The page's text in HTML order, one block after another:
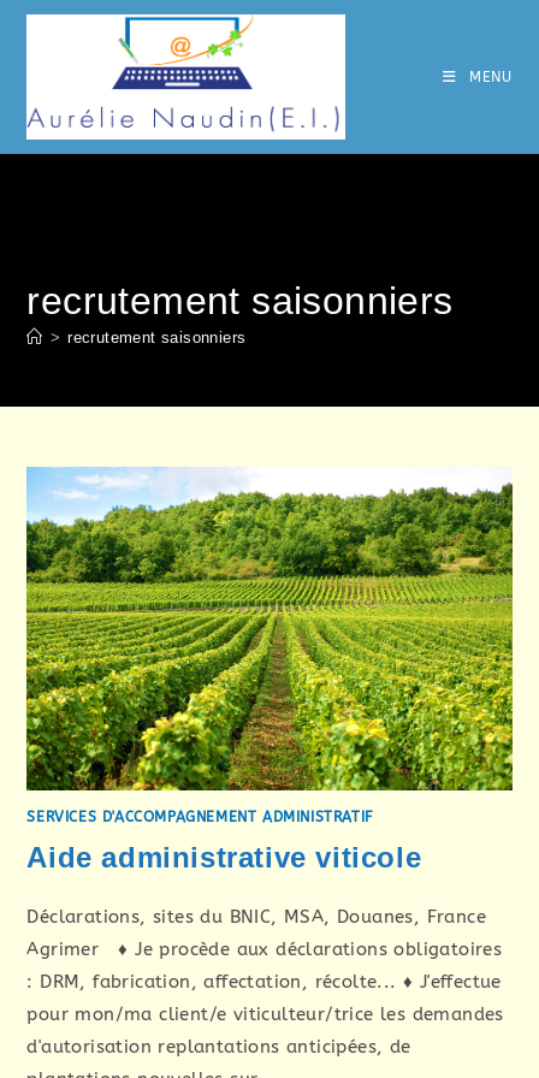
Skip
MENU
recrutement saisonniers
> recrutement saisonniers
SERVICES D'ACCOMPAGNEMENT ADMINISTRATIF
Aide administrative viticole
Déclarations, sites du BNIC, MSA, Douanes, France
Agrimer ♦ Je procède aux déclarations obligatoires
: DRM, fabrication, affectation, récolte... ♦ J'effectue
pour mon/ma client/e viticulteur/trice les demandes
d'autorisation replantations anticipées, de